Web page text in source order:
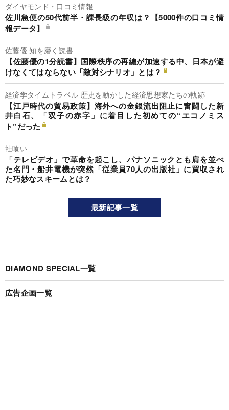
ダイヤモンド・口コミ情報
佐川急便の50代前半・課長級の年収は？【5000件の口コミ情
報データ】
佐藤優 知を磨く読書
【佐藤優の1分読書】国際秩序の再編が加速する中、日本が避
けなくてはならない「敵対シナリオ」とは？
経済学タイムトラベル 歴史を動かした経済思想家たちの軌跡
【江戸時代の貿易政策】海外への金銀流出阻止に奮闘した新
井白石、「双子の赤字」に着目した初めての“エコノミス
ト”だった
社喰い
「テレビデオ」で革命を起こし、パナソニックとも肩を並べ
た名門・船井電機が突然「従業員70人の出版社」に買収され
た巧妙なスキームとは？
最新記事一覧
DIAMOND SPECIAL一覧
広告企画一覧